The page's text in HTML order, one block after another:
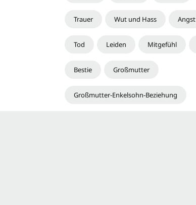
Trauer Wut und Hass Angst
Tod Leiden Mitgefühl
Bestie Großmutter
Großmutter-Enkelsohn-Beziehung